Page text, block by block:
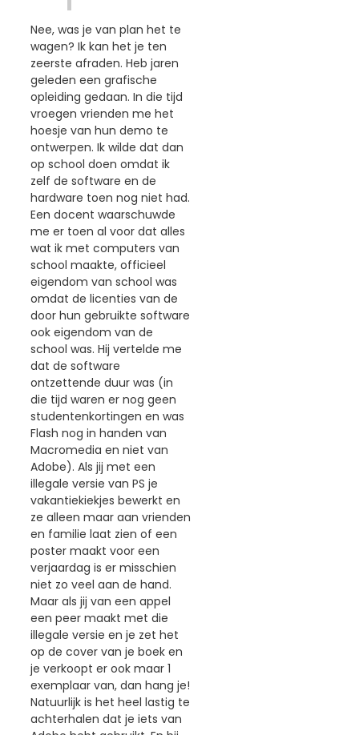
Nee, was je van plan het te
wagen? Ik kan het je ten
zeerste afraden. Heb jaren
geleden een grafische
opleiding gedaan. In die tijd
vroegen vrienden me het
hoesje van hun demo te
ontwerpen. Ik wilde dat dan
op school doen omdat ik
zelf de software en de
hardware toen nog niet had.
Een docent waarschuwde
me er toen al voor dat alles
wat ik met computers van
school maakte, officieel
eigendom van school was
omdat de licenties van de
door hun gebruikte software
ook eigendom van de
school was. Hij vertelde me
dat de software
ontzettende duur was (in
die tijd waren er nog geen
studentenkortingen en was
Flash nog in handen van
Macromedia en niet van
Adobe). Als jij met een
illegale versie van PS je
vakantiekiekjes bewerkt en
ze alleen maar aan vrienden
en familie laat zien of een
poster maakt voor een
verjaardag is er misschien
niet zo veel aan de hand.
Maar als jij van een appel
een peer maakt met die
illegale versie en je zet het
op de cover van je boek en
je verkoopt er ook maar 1
exemplaar van, dan hang je!
Natuurlijk is het heel lastig te
achterhalen dat je iets van